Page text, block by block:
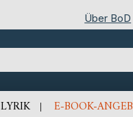
Über BoD
LYRIK E-BOOK-